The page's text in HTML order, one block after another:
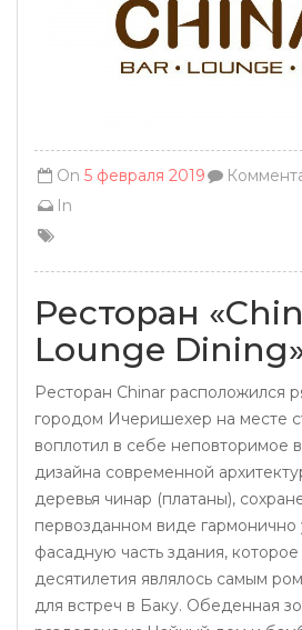
On 5 февраля 2019
In
Ресторан
Lounge
Ресторан Chinar расположился
городом Ичеришехер на месте
воплотил в себе неповторимое
дизайна современной
деревья чинар (платаны),
первозданном виде
фасадную часть здания,
десятилетия являлось самым
для встреч в Баку. Обеденная